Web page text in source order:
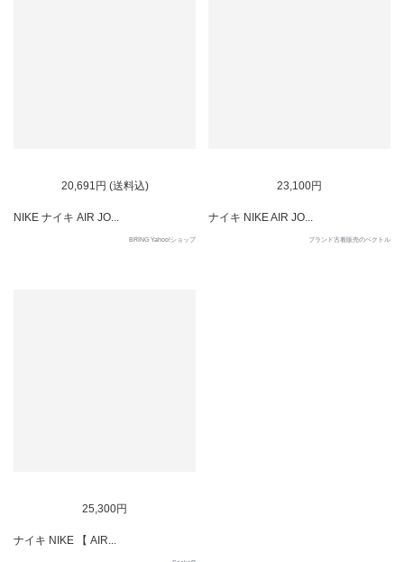
20,691円 (送料込)
NIKE ナイキ AIR JO...
BRING Yahoo!ショップ
23,100円
ナイキ NIKE AIR JO...
ブランド古着販売のベクトル
25,300円
ナイキ NIKE 【 AIR...